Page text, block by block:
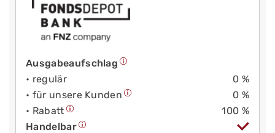
Ausgabeaufschlag
• regulär
0 %
• für unsere Kunden
0 %
• Rabatt
100 %
Handelbar